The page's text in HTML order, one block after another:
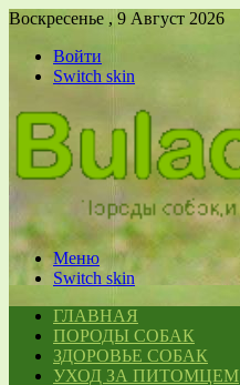
Воскресенье , 9 Август 2026
Войти
Switch skin
Меню
Switch skin
ГЛАВНАЯ
ПОРОДЫ СОБАК
ЗДОРОВЬЕ СОБАК
УХОД ЗА ПИТОМЦЕМ